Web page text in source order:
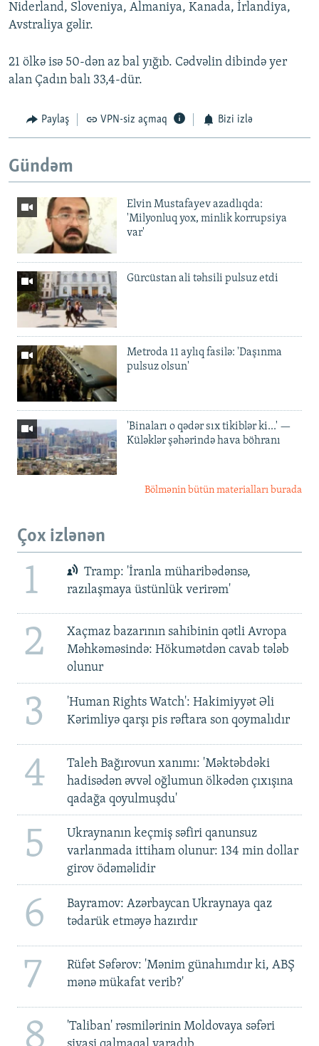
Niderland, Sloveniya, Almaniya, Kanada, İrlandiya,
Avstraliya gəlir.
21 ölkə isə 50-dən az bal yığıb. Cədvəlin dibində yer
alan Çadın balı 33,4-dür.
Paylaş VPN-siz açmaq Bizi izlə
Gündəm
Elvin Mustafayev azadlıqda:
'Milyonluq yox, minlik korrupsiya
var'
Gürcüstan ali təhsili pulsuz etdi
Metroda 11 aylıq fasilə: 'Daşınma
pulsuz olsun'
'Binaları o qədər sıx tikiblər ki...' —
Küləklər şəhərində hava böhranı
Bölmənin bütün materialları burada
Çox izlənən
1
Tramp: 'İranla müharibədənsə,
razılaşmaya üstünlük verirəm'
2
Xaçmaz bazarının sahibinin qətli Avropa
Məhkəməsində: Hökumətdən cavab tələb
olunur
3
'Human Rights Watch': Hakimiyyət Əli
Kərimliyə qarşı pis rəftara son qoymalıdır
4
Taleh Bağırovun xanımı: 'Məktəbdəki
hadisədən əvvəl oğlumun ölkədən çıxışına
qadağa qoyulmuşdu'
5
Ukraynanın keçmiş səfiri qanunsuz
varlanmada ittiham olunur: 134 min dollar
girov ödəməlidir
6
Bayramov: Azərbaycan Ukraynaya qaz
tədarük etməyə hazırdır
7
Rüfət Səfərov: 'Mənim günahımdır ki, ABŞ
mənə mükafat verib?'
'Taliban' rəsmilərinin Moldovaya səfəri